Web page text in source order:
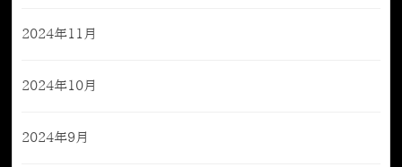
2024年11月
2024年10月
2024年9月